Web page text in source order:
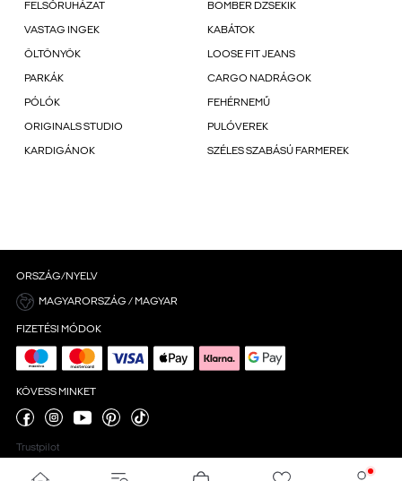
FELSŐRUHÁZAT BOMBER DZSEKIK
VASTAG INGEK KABÁTOK
ÖLTÖNYÖK LOOSE FIT JEANS
PARKÁK CARGO NADRÁGOK
PÓLÓK FEHÉRNEMŰ
ORIGINALS STUDIO PULÓVEREK
KARDIGÁNOK SZÉLES SZABÁSÚ FARMEREK
ORSZÁG/NYELV
MAGYARORSZÁG / MAGYAR
FIZETÉSI MÓDOK
KÖVESS MINKET
Trustpilot